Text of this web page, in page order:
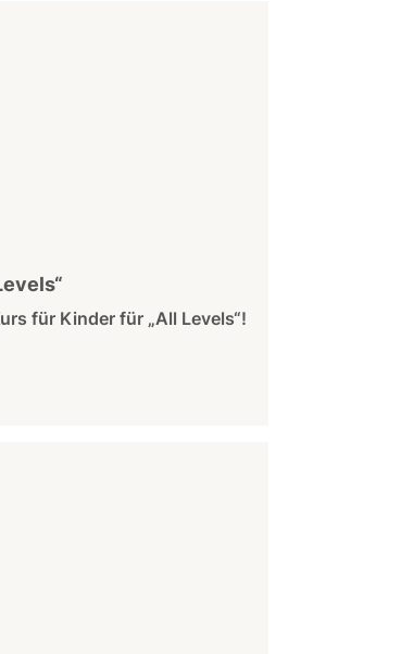
für Kinder für „All Levels“!